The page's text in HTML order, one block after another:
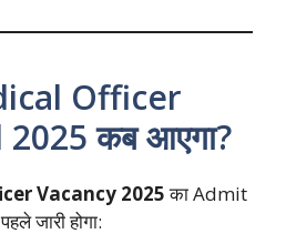
Officer
कब आएगा?
Vacancy 2025का Admit
जारी होगा: